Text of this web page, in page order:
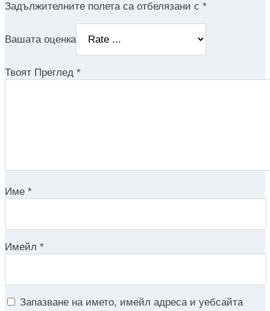
Задължителните полета са отбелязани с *
Вашата оценка
Твоят Преглед *
Име *
Имейл *
Запазване на името, имейл адреса и уебсайта